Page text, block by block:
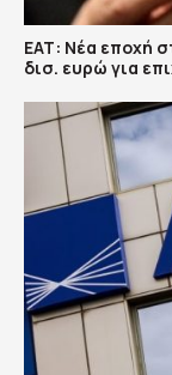
ΕΑΤ: Νέα εποχή
δισ. ευρώ για